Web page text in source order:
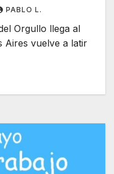
PABLO L.
Orgullo llega al
Aires vuelve a latir